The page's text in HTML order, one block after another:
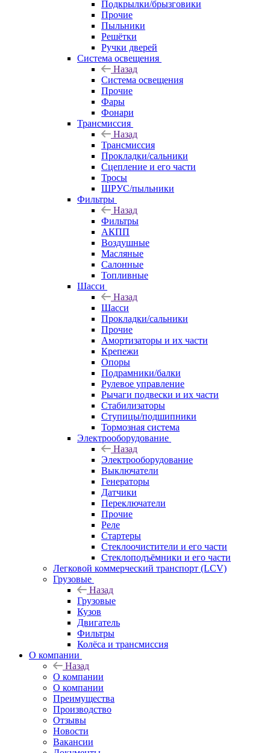
Подкрылки/брызговики
Прочие
Пыльники
Решётки
Ручки дверей
Система освещения
Назад
Система освещения
Прочие
Фары
Фонари
Трансмиссия
Назад
Трансмиссия
Прокладки/сальники
Сцепление и его части
Тросы
ШРУС/пыльники
Фильтры
Назад
Фильтры
АКПП
Воздушные
Масляные
Салонные
Топливные
Шасси
Назад
Шасси
Прокладки/сальники
Прочие
Амортизаторы и их части
Крепежи
Опоры
Подрамники/балки
Рулевое управление
Рычаги подвески и их части
Стабилизаторы
Ступицы/подшипники
Тормозная система
Электрооборудование
Назад
Электрооборудование
Выключатели
Генераторы
Датчики
Переключатели
Прочие
Реле
Стартеры
Стеклоочистители и его части
Стеклоподъёмники и его части
Легковой коммерческий транспорт (LCV)
Грузовые
Назад
Грузовые
Кузов
Двигатель
Фильтры
Колёса и трансмиссия
О компании
Назад
О компании
О компании
Преимущества
Производство
Отзывы
Новости
Вакансии